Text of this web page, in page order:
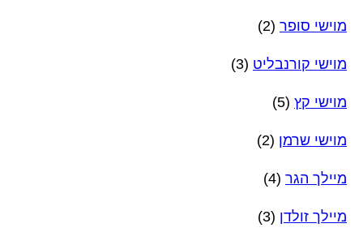
מוישי סופר (2)
מוישי קורנבליט (3)
מוישי קץ (5)
מוישי שרמן (2)
מיילך הגר (4)
מיילך זולדן (3)